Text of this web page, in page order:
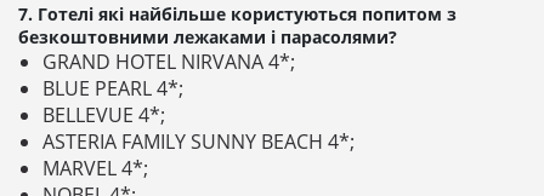
7. Готелі які найбільше користуються попитом з
безкоштовними лежаками і парасолями?
GRAND HOTEL NIRVANA 4*;
BLUE PEARL 4*;
BELLEVUE 4*;
ASTERIA FAMILY SUNNY BEACH 4*;
MARVEL 4*;